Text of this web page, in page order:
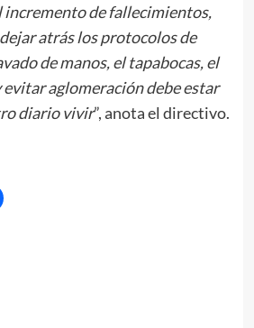
incremento de fallecimientos,
atrás los protocolos de
de manos, el tapabocas, el
aglomeración debe estar
diario vivir”, anota el directivo.